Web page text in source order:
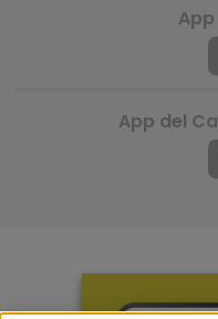
App del